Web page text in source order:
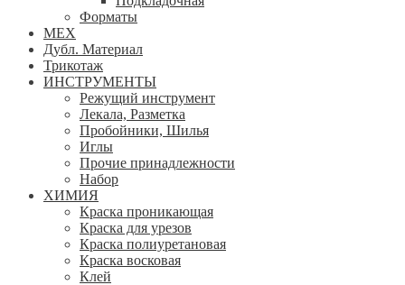
Форматы
МЕХ
Дубл. Материал
Трикотаж
ИНСТРУМЕНТЫ
Режущий инструмент
Лекала, Разметка
Пробойники, Шилья
Иглы
Прочие принадлежности
Набор
ХИМИЯ
Краска проникающая
Краска для урезов
Краска полиуретановая
Краска восковая
Клей